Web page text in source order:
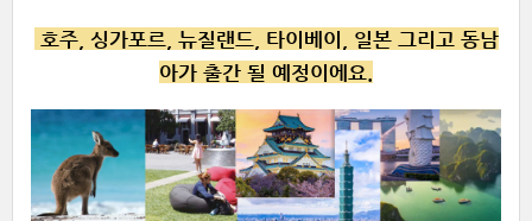
호주, 싱가포르, 뉴질랜드, 타이베이, 일본 그리고 동남
아가 출간 될 예정이에요.